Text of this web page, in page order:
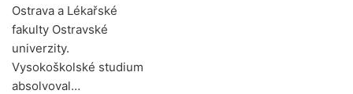
Ostrava a Lékařské
fakulty Ostravské
univerzity.
Vysokoškolské studium
absolvoval…